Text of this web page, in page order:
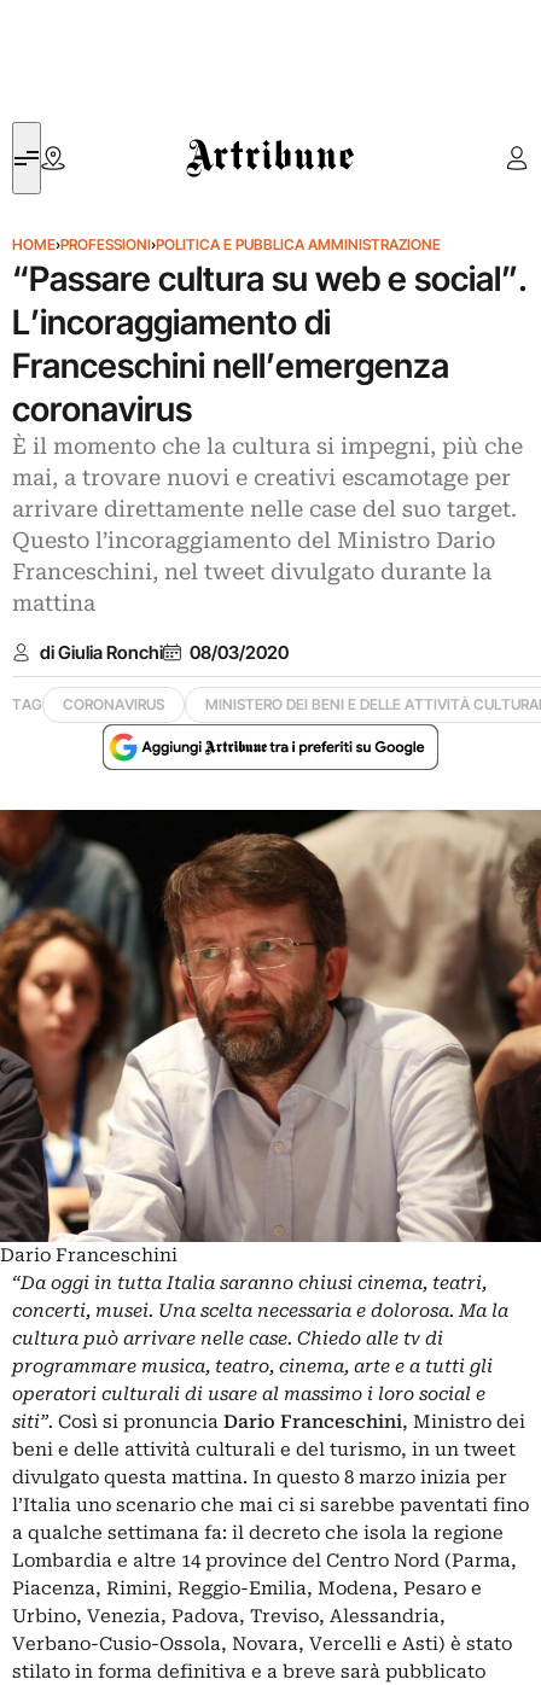
Artribune
HOME›PROFESSIONI›POLITICA E PUBBLICA AMMINISTRAZIONE
“Passare cultura su web e social”.
L’incoraggiamento di
Franceschini nell’emergenza
coronavirus
È il momento che la cultura si impegni, più che
mai, a trovare nuovi e creativi escamotage per
arrivare direttamente nelle case del suo target.
Questo l’incoraggiamento del Ministro Dario
Franceschini, nel tweet divulgato durante la
mattina
di Giulia Ronchi 08/03/2020
TAG CORONAVIRUS MINISTERO DEI BENI E DELLE ATTIVITÀ
Dario Franceschini
“Da oggi in tutta Italia saranno chiusi cinema, teatri,
concerti, musei. Una scelta necessaria e dolorosa. Ma la
cultura può arrivare nelle case. Chiedo alle tv di
programmare musica, teatro, cinema, arte e a tutti gli
operatori culturali di usare al massimo i loro social e
siti”. Così si pronuncia Dario Franceschini, Ministro dei
beni e delle attività culturali e del turismo, in un tweet
divulgato questa mattina. In questo 8 marzo inizia per
l’Italia uno scenario che mai ci si sarebbe paventati fino
a qualche settimana fa: il decreto che isola la regione
Lombardia e altre 14 province del Centro Nord (Parma,
Piacenza, Rimini, Reggio-Emilia, Modena, Pesaro e
Urbino, Venezia, Padova, Treviso, Alessandria,
Verbano-Cusio-Ossola, Novara, Vercelli e Asti) è stato
stilato in forma definitiva e a breve sarà pubblicato